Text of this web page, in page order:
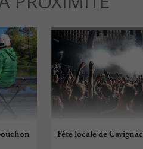
Fête locale de Cavignac